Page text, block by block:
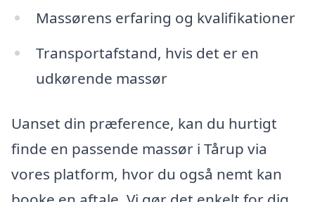
Massørens erfaring og kvalifikationer
Transportafstand, hvis det er en
udkørende massør
Uanset din præference, kan du hurtigt
finde en passende massør i Tårup via
vores platform, hvor du også nemt kan